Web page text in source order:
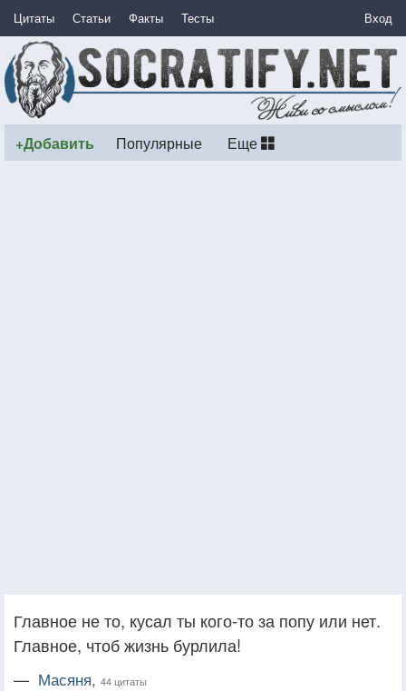
Цитаты Статьи Факты Тесты Вход
+Добавить Популярные Еще
Главное не то, кусал ты кого-то за попу или нет.
Главное, чтоб жизнь бурлила!
— Масяня, 44 цитаты